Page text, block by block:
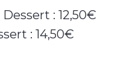
: 12,50€
: 14,50€